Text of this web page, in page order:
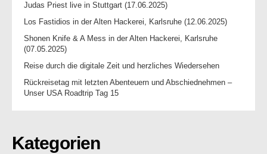
Judas Priest live in Stuttgart (17.06.2025)
Los Fastidios in der Alten Hackerei, Karlsruhe (12.06.2025)
Shonen Knife & A Mess in der Alten Hackerei, Karlsruhe
(07.05.2025)
Reise durch die digitale Zeit und herzliches Wiedersehen
Rückreisetag mit letzten Abenteuern und Abschiednehmen –
Unser USA Roadtrip Tag 15
Kategorien